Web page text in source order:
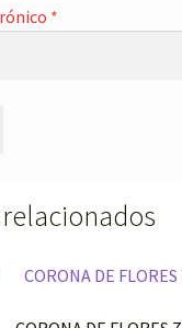
*